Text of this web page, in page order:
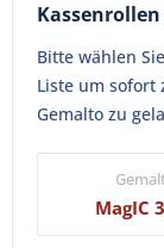
Bitte wählen
Liste um sofort
Gemalto zu
MagIC